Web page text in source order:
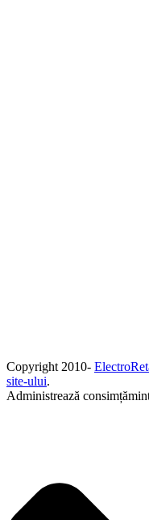
Copyright 2010-
site-ului.
Administrează